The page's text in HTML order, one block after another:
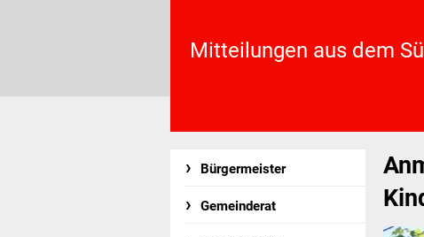
Mitteilungen aus dem
Bürgermeister
Gemeinderat